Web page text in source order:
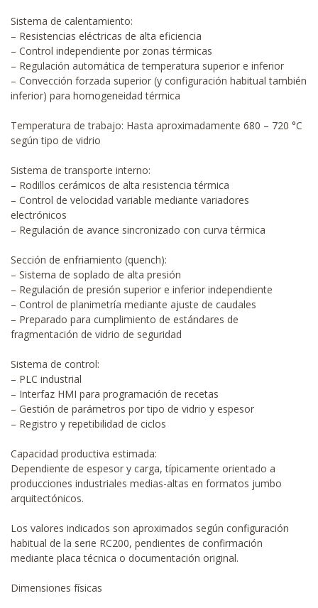
Sistema de calentamiento:
– Resistencias eléctricas de alta eficiencia
– Control independiente por zonas térmicas
– Regulación automática de temperatura superior e inferior
– Convección forzada superior (y configuración habitual también
inferior) para homogeneidad térmica
Temperatura de trabajo: Hasta aproximadamente 680 – 720 °C
según tipo de vidrio
Sistema de transporte interno:
– Rodillos cerámicos de alta resistencia térmica
– Control de velocidad variable mediante variadores
electrónicos
– Regulación de avance sincronizado con curva térmica
Sección de enfriamiento (quench):
– Sistema de soplado de alta presión
– Regulación de presión superior e inferior independiente
– Control de planimetría mediante ajuste de caudales
– Preparado para cumplimiento de estándares de
fragmentación de vidrio de seguridad
Sistema de control:
– PLC industrial
– Interfaz HMI para programación de recetas
– Gestión de parámetros por tipo de vidrio y espesor
– Registro y repetibilidad de ciclos
Capacidad productiva estimada:
Dependiente de espesor y carga, típicamente orientado a
producciones industriales medias-altas en formatos jumbo
arquitectónicos.
Los valores indicados son aproximados según configuración
habitual de la serie RC200, pendientes de confirmación
mediante placa técnica o documentación original.
Dimensiones físicas